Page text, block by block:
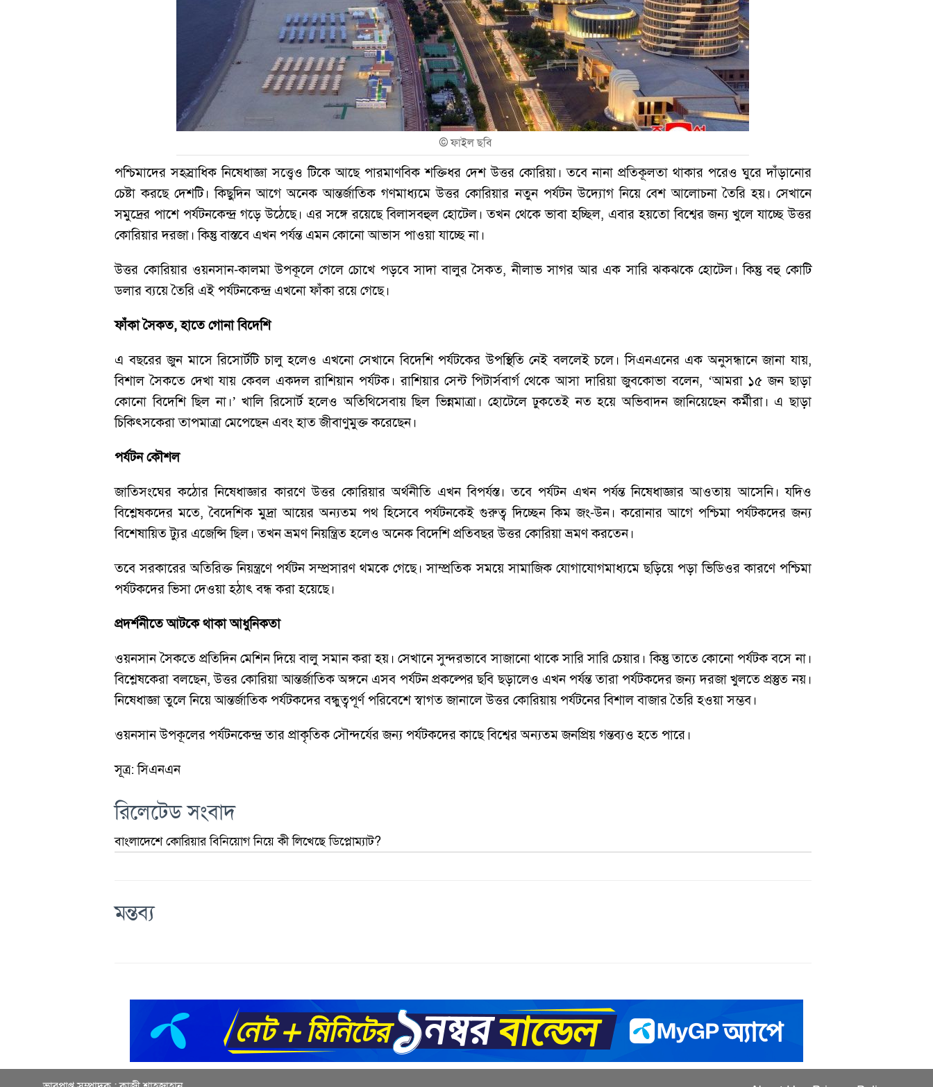
©ফাইল ছবি
পশ্চিমাদের সহস্রাধিক নিষেধাজ্ঞা সত্ত্বেও টিকে আছে পারমাণবিক শক্তিধর দেশ উত্তর কোরিয়া। তবে নানা প্রতিকূলতা থাকার পরেও ঘুরে দাঁড়ানোর
চেষ্টা করছে দেশটি। কিছুদিন আগে অনেক আন্তর্জাতিক গণমাধ্যমে উত্তর কোরিয়ার নতুন পর্যটন উদ্যোগ নিয়ে বেশ আলোচনা তৈরি হয়। সেখানে
সমুদ্রের পাশে পর্যটনকেন্দ্র গড়ে উঠেছে। এর সঙ্গে রয়েছে বিলাসবহুল হোটেল। তখন থেকে ভাবা হচ্ছিল, এবার হয়তো বিশ্বের জন্য খুলে যাচ্ছে উত্তর
কোরিয়ার দরজা। কিন্তু বাস্তবে এখন পর্যন্ত এমন কোনো আভাস পাওয়া যাচ্ছে না।
উত্তর কোরিয়ার ওয়নসান-কালমা উপকূলে গেলে চোখে পড়বে সাদা বালুর সৈকত, নীলাভ সাগর আর এক সারি ঝকঝকে হোটেল। কিন্তু বহু কোটি
ডলার ব্যয়ে তৈরি এই পর্যটনকেন্দ্র এখনো ফাঁকা রয়ে গেছে।
ফাঁকা সৈকত, হাতে গোনা বিদেশি
এ বছরের জুন মাসে রিসোর্টটি চালু হলেও এখনো সেখানে বিদেশি পর্যটকের উপস্থিতি নেই বললেই চলে। সিএনএনের এক অনুসন্ধানে জানা যায়,
বিশাল সৈকতে দেখা যায় কেবল একদল রাশিয়ান পর্যটক। রাশিয়ার সেন্ট পিটার্সবার্গ থেকে আসা দারিয়া জুবকোভা বলেন, ‘আমরা ১৫ জন ছাড়া
কোনো বিদেশি ছিল না।’ খালি রিসোর্ট হলেও অতিথিসেবায় ছিল ভিন্নমাত্রা। হোটেলে ঢুকতেই নত হয়ে অভিবাদন জানিয়েছেন কর্মীরা। এ ছাড়া
চিকিৎসকেরা তাপমাত্রা মেপেছেন এবং হাত জীবাণুমুক্ত করেছেন।
পর্যটন কৌশল
জাতিসংঘের কঠোর নিষেধাজ্ঞার কারণে উত্তর কোরিয়ার অর্থনীতি এখন বিপর্যস্ত। তবে পর্যটন এখন পর্যন্ত নিষেধাজ্ঞার আওতায় আসেনি। যদিও
বিশ্লেষকদের মতে, বৈদেশিক মুদ্রা আয়ের অন্যতম পথ হিসেবে পর্যটনকেই গুরুত্ব দিচ্ছেন কিম জং-উন। করোনার আগে পশ্চিমা পর্যটকদের জন্য
বিশেষায়িত ট্যুর এজেন্সি ছিল। তখন ভ্রমণ নিয়ন্ত্রিত হলেও অনেক বিদেশি প্রতিবছর উত্তর কোরিয়া ভ্রমণ করতেন।
তবে সরকারের অতিরিক্ত নিয়ন্ত্রণে পর্যটন সম্প্রসারণ থমকে গেছে। সাম্প্রতিক সময়ে সামাজিক যোগাযোগমাধ্যমে ছড়িয়ে পড়া ভিডিওর কারণে পশ্চিমা
পর্যটকদের ভিসা দেওয়া হঠাৎ বন্ধ করা হয়েছে।
প্রদর্শনীতে আটকে থাকা আধুনিকতা
ওয়নসান সৈকতে প্রতিদিন মেশিন দিয়ে বালু সমান করা হয়। সেখানে সুন্দরভাবে সাজানো থাকে সারি সারি চেয়ার। কিন্তু তাতে কোনো পর্যটক বসে না।
বিশ্লেষকেরা বলছেন, উত্তর কোরিয়া আন্তর্জাতিক অঙ্গনে এসব পর্যটন প্রকল্পের ছবি ছড়ালেও এখন পর্যন্ত তারা পর্যটকদের জন্য দরজা খুলতে প্রস্তুত নয়।
নিষেধাজ্ঞা তুলে নিয়ে আন্তর্জাতিক পর্যটকদের বন্ধুত্বপূর্ণ পরিবেশে স্বাগত জানালে উত্তর কোরিয়ায় পর্যটনের বিশাল বাজার তৈরি হওয়া সম্ভব।
ওয়নসান উপকূলের পর্যটনকেন্দ্র তার প্রাকৃতিক সৌন্দর্যের জন্য পর্যটকদের কাছে বিশ্বের অন্যতম জনপ্রিয় গন্তব্যও হতে পারে।
সূত্র: সিএনএন
রিলেটেড সংবাদ
বাংলাদেশে কোরিয়ার বিনিয়োগ নিয়ে কী লিখেছে ডিপ্লোম্যাট?
মন্তব্য